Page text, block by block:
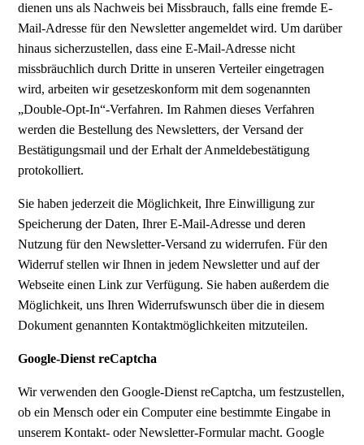
dienen uns als Nachweis bei Missbrauch, falls eine fremde E-
Mail-Adresse für den Newsletter angemeldet wird. Um darüber
hinaus sicherzustellen, dass eine E-Mail-Adresse nicht
missbräuchlich durch Dritte in unseren Verteiler eingetragen
wird, arbeiten wir gesetzeskonform mit dem sogenannten
„Double-Opt-In“-Verfahren. Im Rahmen dieses Verfahren
werden die Bestellung des Newsletters, der Versand der
Bestätigungsmail und der Erhalt der Anmeldebestätigung
protokolliert.
Sie haben jederzeit die Möglichkeit, Ihre Einwilligung zur
Speicherung der Daten, Ihrer E-Mail-Adresse und deren
Nutzung für den Newsletter-Versand zu widerrufen. Für den
Widerruf stellen wir Ihnen in jedem Newsletter und auf der
Webseite einen Link zur Verfügung. Sie haben außerdem die
Möglichkeit, uns Ihren Widerrufswunsch über die in diesem
Dokument genannten Kontaktmöglichkeiten mitzuteilen.
Google-Dienst reCaptcha
Wir verwenden den Google-Dienst reCaptcha, um festzustellen,
ob ein Mensch oder ein Computer eine bestimmte Eingabe in
unserem Kontakt- oder Newsletter-Formular macht. Google